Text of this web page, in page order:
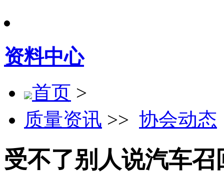
资料中心
首页 >
质量资讯 >> 协会动态
受不了别人说汽车